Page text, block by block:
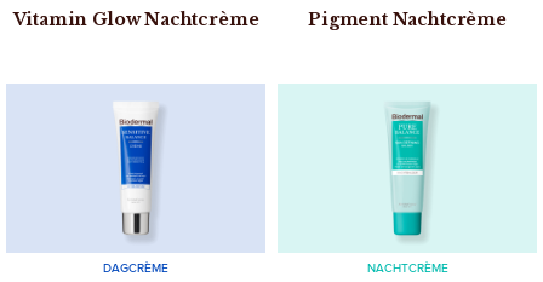
Vitamin Glow Nachtcrème
Pigment Nachtcrème
DAGCRÈME NACHTCRÈME